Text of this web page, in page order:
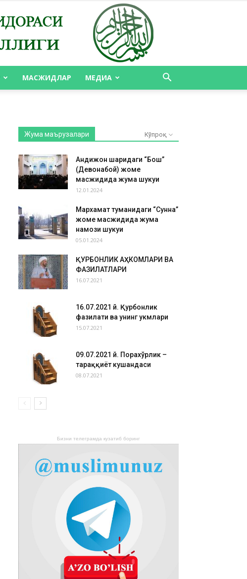
МАСЖИДЛАР МЕДИА
Жума маърузалари Кўпроқ
Андижон шаҳридаги “Бош”
(Девонабой) жоме
масжидида жума шукуҳи
12.01.2024
Мархамат туманидаги “Сунна”
жоме масжидида жума
намози шукуҳи
05.01.2024
ҚУРБОНЛИК АҲКОМЛАРИ ВА
ФАЗИЛАТЛАРИ
16.07.2021
16.07.2021 й. Қурбонлик
фазилати ва унинг ҳукмлари
15.07.2021
09.07.2021 й. Порахўрлик –
тараққиёт кушандаси
08.07.2021
Бизни телеграмда кузатиб боринг